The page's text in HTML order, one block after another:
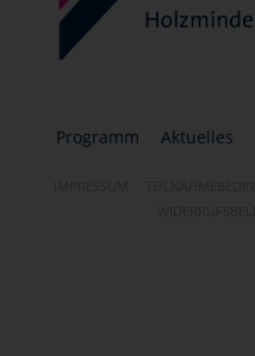
Programm Aktuelles